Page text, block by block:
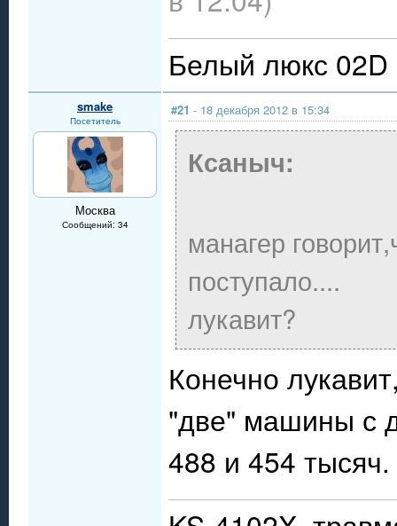
Белый люкс 02D
smake
Посетитель
Москва
Сообщений: 34
#21 - 18 декабря 2012 в 15:34
Ксаныч:
манагер
поступало....
лукавит?
Конечно
"две" машины с
488 и 454 тысяч.